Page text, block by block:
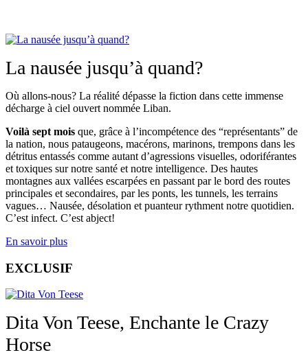
La nausée jusqu’à quand?
Où allons-nous? La réalité dépasse la fiction dans cette immense
décharge à ciel ouvert nommée Liban.
Voilà sept mois que, grâce à l’incompétence des “représentants” de
la nation, nous pataugeons, macérons, marinons, trempons dans les
détritus entassés comme autant d’agressions visuelles, odoriférantes
et toxiques sur notre santé et notre intelligence. Des hautes
montagnes aux vallées escarpées en passant par le bord des routes
principales et secondaires, par les ponts, les tunnels, les terrains
vagues… Nausée, désolation et puanteur rythment notre quotidien.
C’est infect. C’est abject!
En savoir plus
EXCLUSIF
Dita Von Teese, Enchante le Crazy
Horse